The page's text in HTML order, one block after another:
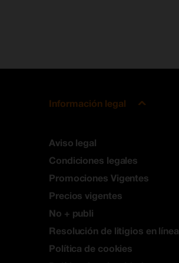
Información legal
Aviso legal
Condiciones legales
Promociones Vigentes
Precios vigentes
No + publi
Resolución de litigios en línea
Política de cookies